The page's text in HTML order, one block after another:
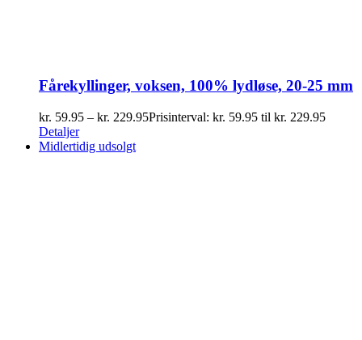
Fårekyllinger, voksen, 100% lydløse, 20-25 mm
kr. 59.95 – kr. 229.95Prisinterval: kr. 59.95 til kr. 229.95
Detaljer
Midlertidig udsolgt